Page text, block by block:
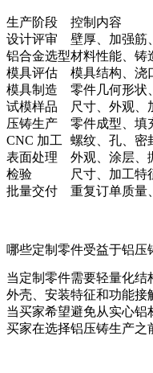
生产阶段 控制内容
设计评审
壁厚、加强筋
铝合金选型材料性能、铸
模具评估
模具结构、浇
模具制造
零件几何形状
试模样品
尺寸、外观、
压铸生产
零件成型、填
CNC 加工 螺纹、孔、密
表面处理
外观、涂层、
检验
尺寸、加工特
批量交付
重复订单质量
哪些定制零件受益于铝压
当定制零件需要轻量化结
外壳、安装特征和功能接
当买家希望避免从实心铝
买家在选择铝压铸生产之